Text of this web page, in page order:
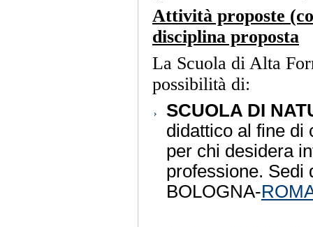
Attività proposte
disciplina proposta
La Scuola di Alta
possibilità di:
SCUOLA DI
didattico al fine di
per chi desidera
professione. Sedi
BOLOGNA-